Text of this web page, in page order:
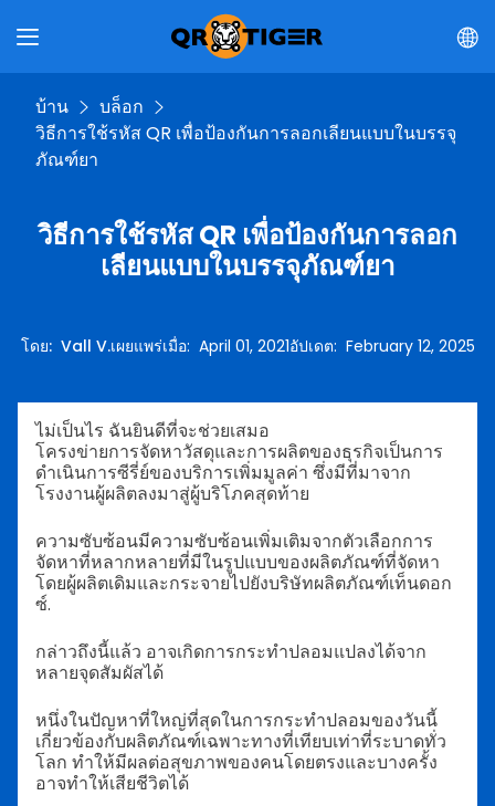
บ้าน
บล็อก
วิธีการใช้รหัส QR เพื่อป้องกันการลอกเลียนแบบในบรรจุ
ภัณฑ์ยา
วิธีการใช้รหัส QR เพื่อป้องกันการลอก
เลียนแบบในบรรจุภัณฑ์ยา
โดย: Vall V.เผยแพร่เมื่อ: April 01, 2021อัปเดต: February 12, 2025
ไม่เป็นไร ฉันยินดีที่จะช่วยเสมอ
โครงข่ายการจัดหาวัสดุและการผลิตของธุรกิจเป็นการ
ดำเนินการซีรี่ย์ของบริการเพิ่มมูลค่า ซึ่งมีที่มาจาก
โรงงานผู้ผลิตลงมาสู่ผู้บริโภคสุดท้าย
ความซับซ้อนมีความซับซ้อนเพิ่มเติมจากตัวเลือกการ
จัดหาที่หลากหลายที่มีในรูปแบบของผลิตภัณฑ์ที่จัดหา
โดยผู้ผลิตเดิมและกระจายไปยังบริษัทผลิตภัณฑ์เท็นดอก
ซ์.
กล่าวถึงนี้แล้ว อาจเกิดการกระทำปลอมแปลงได้จาก
หลายจุดสัมผัสได้
หนึ่งในปัญหาที่ใหญ่ที่สุดในการกระทำปลอมของวันนี้
เกี่ยวข้องกับผลิตภัณฑ์เฉพาะทางที่เทียบเท่าที่ระบาดทั่ว
โลก ทำให้มีผลต่อสุขภาพของคนโดยตรงและบางครั้ง
อาจทำให้เสียชีวิตได้